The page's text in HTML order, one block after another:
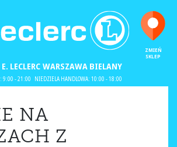
ZMIEŃ
SKLEP
E. LECLERC WARSZAWA BIELANY
9:00 - 21:00 NIEDZIELA HANDLOWA: 10:00 - 18:00
NA
Z